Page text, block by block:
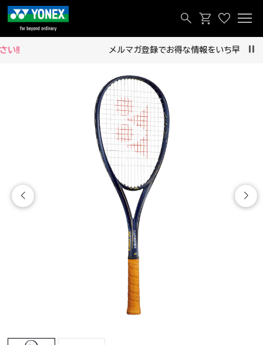
メルマガ登録でお得な情報をいち早くお届け！